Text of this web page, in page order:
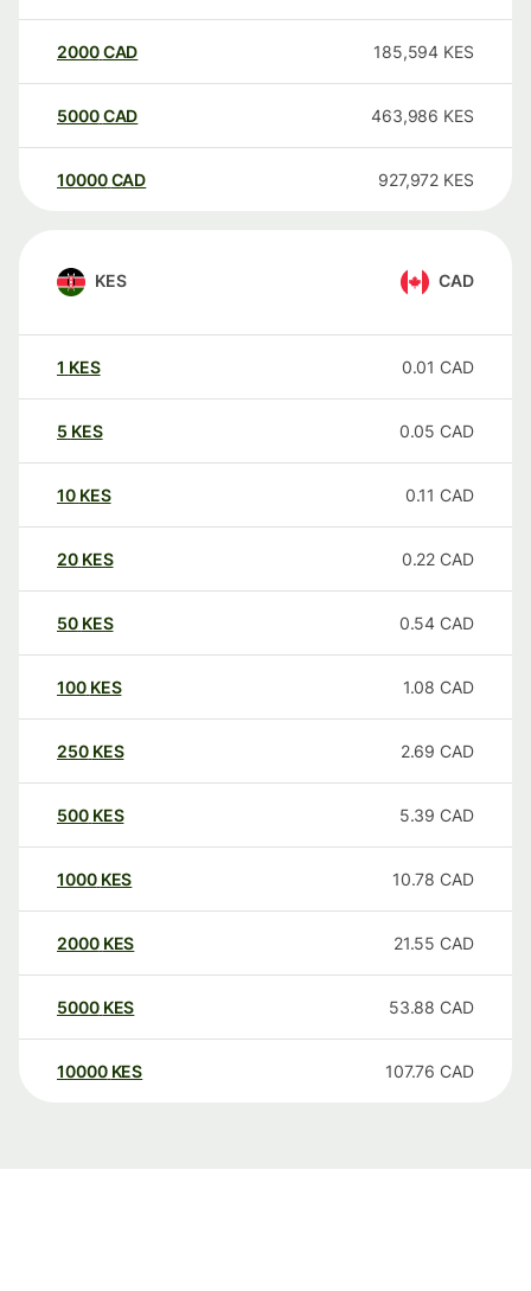
2000CAD 185,594 KES
5000CAD 463,986 KES
10000 CAD 927,972 KES
KES CAD
1 KES 0.01 CAD
5 KES 0.05 CAD
10 KES 0.11 CAD
20 KES 0.22 CAD
50 KES 0.54 CAD
100 KES 1.08 CAD
250 KES 2.69 CAD
500 KES 5.39 CAD
1000 KES 10.78 CAD
2000 KES 21.55 CAD
5000 KES 53.88 CAD
10000 KES 107.76 CAD